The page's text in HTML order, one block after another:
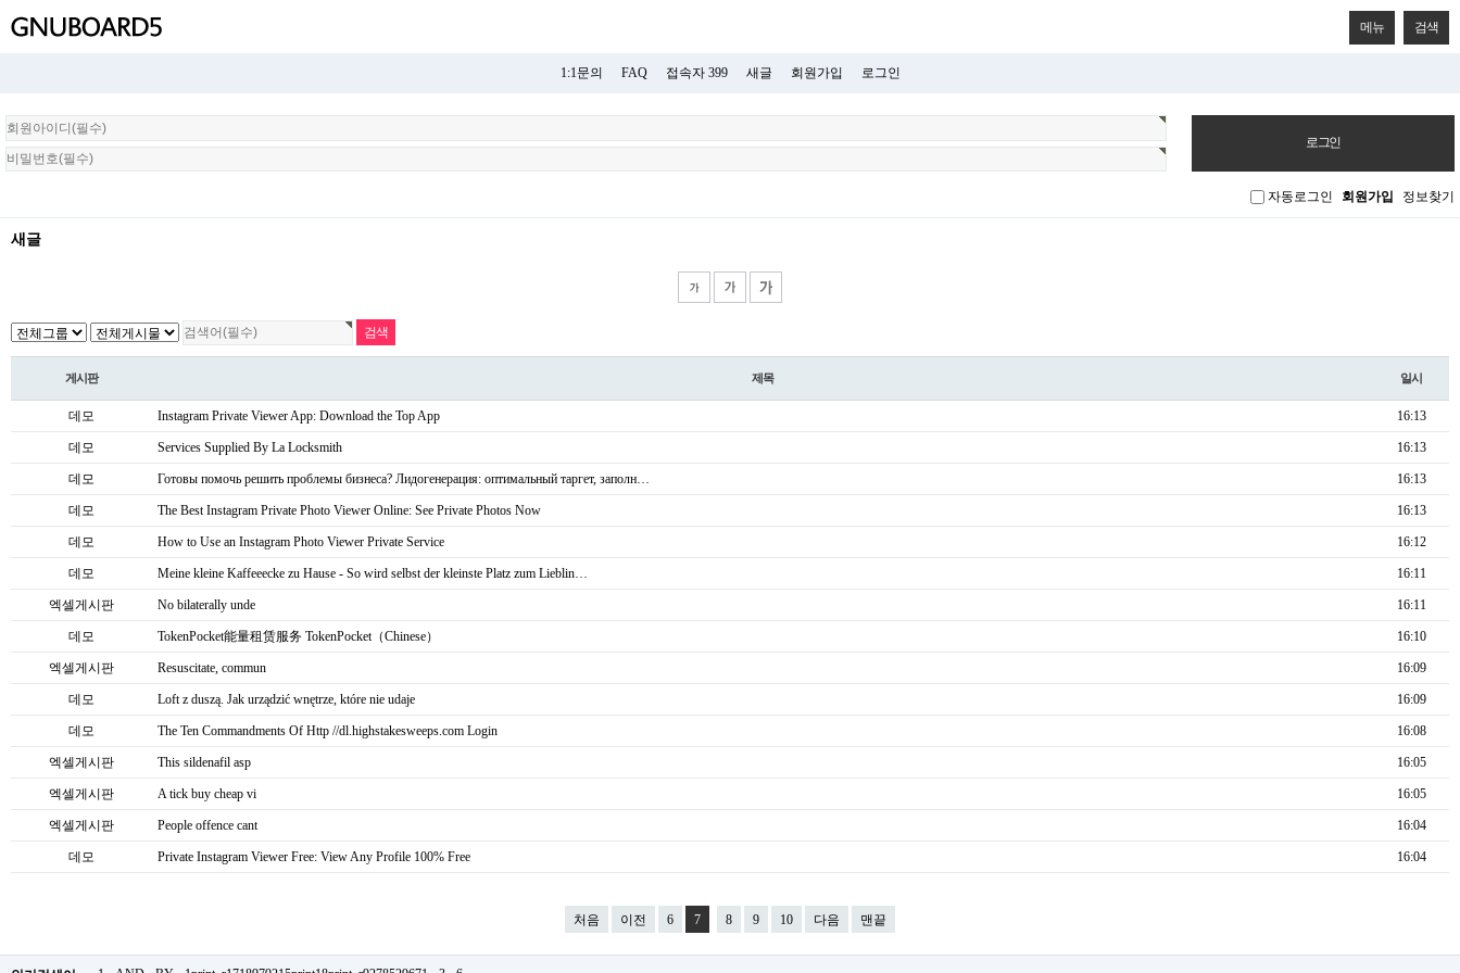
메뉴 검색
1:1문의 FAQ 접속자 399 새글 회원가입 로그인
회
원
로
자동로그인 회원가입 정보찾기
새글
게시판 제목 일시
데모 Instagram Private Viewer App: Download the Top App 16:13
데모 Services Supplied By La Locksmith 16:13
데모 Готовы помочь решить проблемы бизнеса? Лидогенерация: оптимальный таргет, заполн… 16:13
데모 The Best Instagram Private Photo Viewer Online: See Private Photos Now 16:13
데모 How to Use an Instagram Photo Viewer Private Service 16:12
데모 Meine kleine Kaffeeecke zu Hause - So wird selbst der kleinste Platz zum Lieblin… 16:11
엑셀게시판 No bilaterally unde 16:11
데모 TokenPocket能量租赁服务 TokenPocket（Chinese） 16:10
엑셀게시판 Resuscitate, commun 16:09
데모 Loft z duszą. Jak urządzić wnętrze, które nie udaje 16:09
데모 The Ten Commandments Of Http //dl.highstakesweeps.com Login 16:08
엑셀게시판 This sildenafil asp 16:05
엑셀게시판 A tick buy cheap vi 16:05
엑셀게시판 People offence cant 16:04
데모 Private Instagram Viewer Free: View Any Profile 100% Free 16:04
처음 이전 6 7 8 9 10 다음 맨끝